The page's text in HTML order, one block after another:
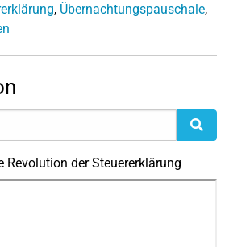
, Übernachtungspauschale,
Revolution der Steuererklärung